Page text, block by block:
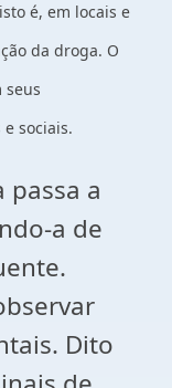
é, em locais e
da droga. O
seus
sociais.
passa a
a de
Dito